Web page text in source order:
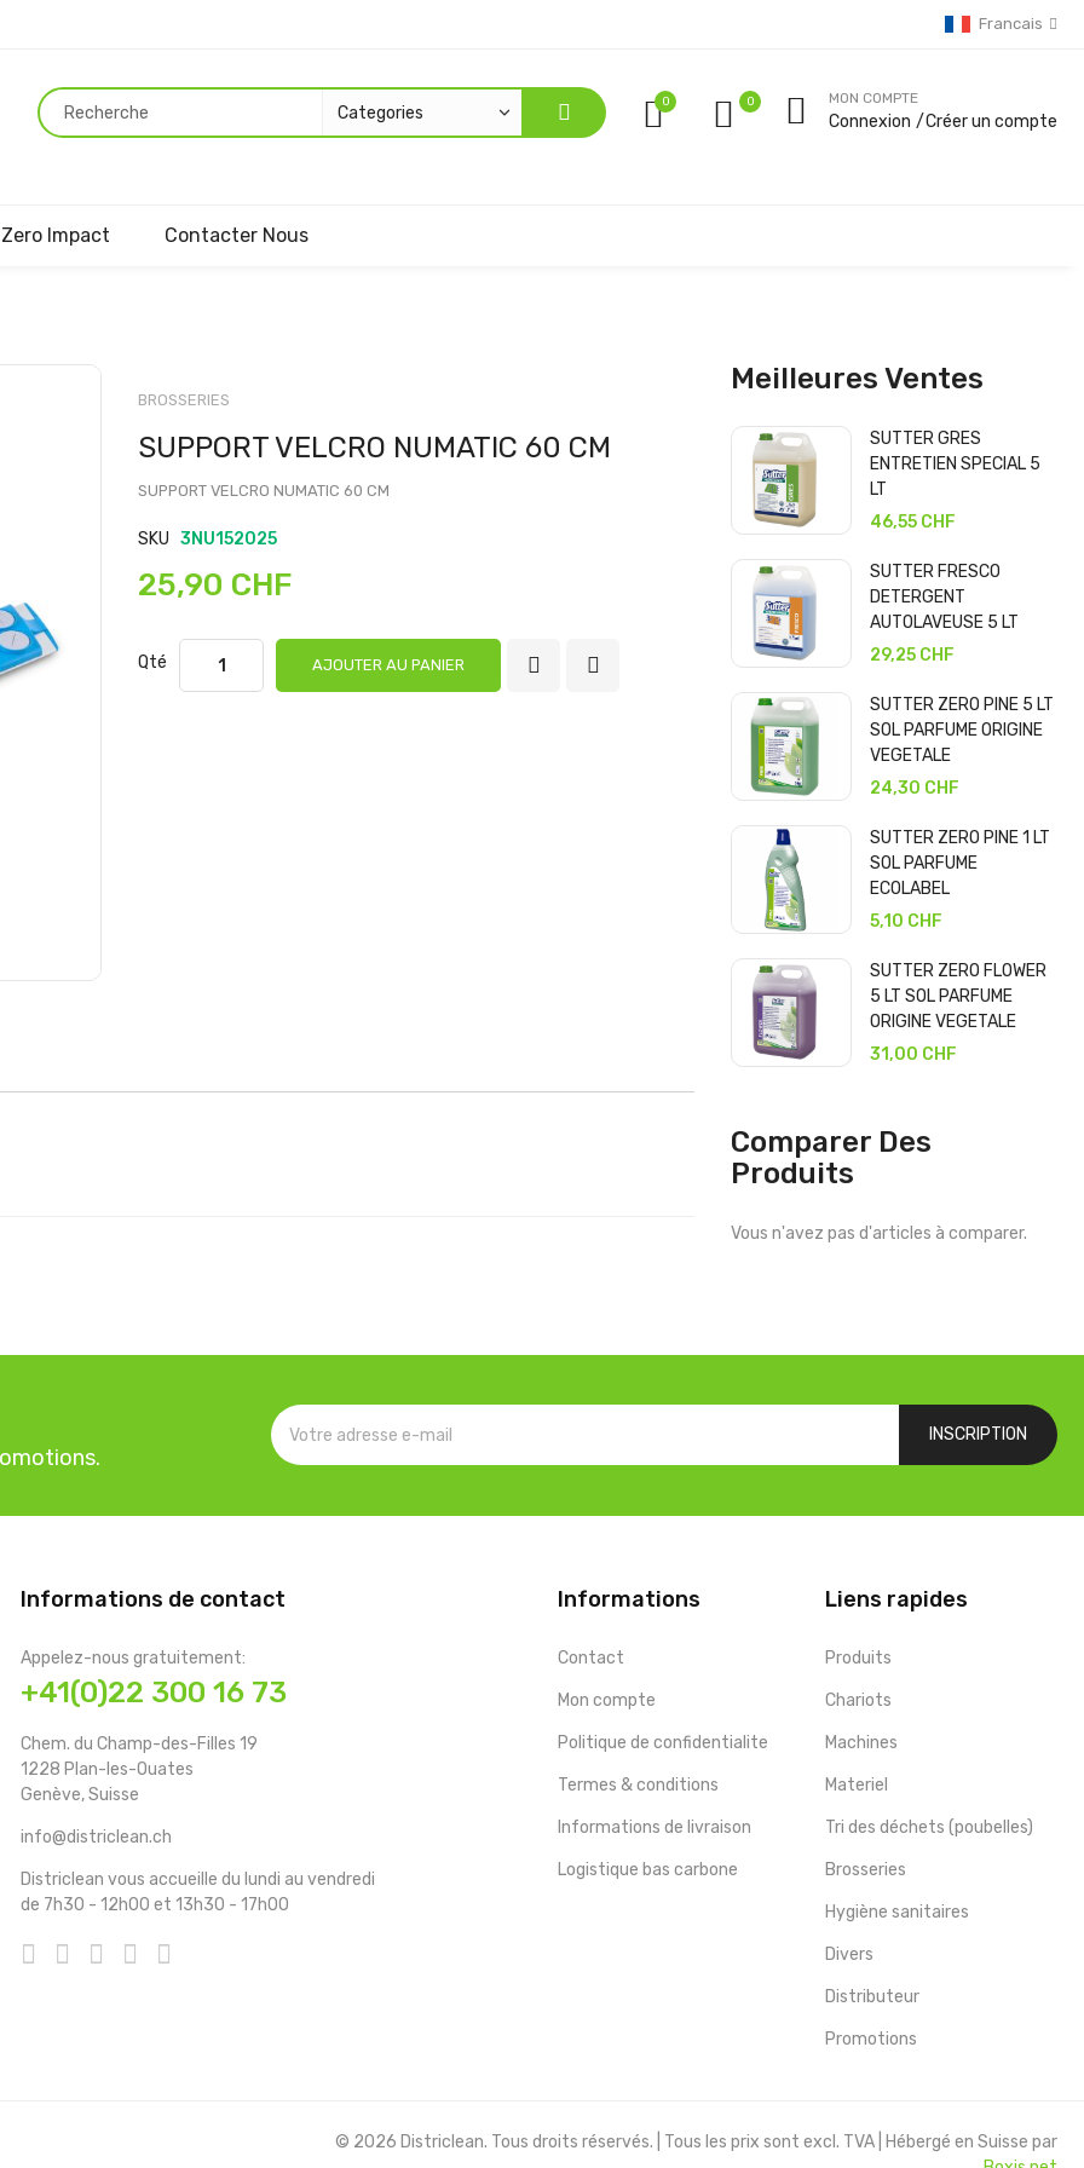
Francais
0 MON COMPTE
Connexion Créer un compte
Zero Impact Contacter Nous
Passer
Galerie
d’images
BROSSERIES
SUPPORT VELCRO NUMATIC 60 CM
SUPPORT VELCRO NUMATIC 60 CM
SKU 3NU152025
25,90 CHF
Qté AJOUTER AU PANIER
Meilleures Ventes
SUTTER GRES
ENTRETIEN SPECIAL 5
LT
46,55 CHF
SUTTER FRESCO
DETERGENT
AUTOLAVEUSE 5 LT
29,25 CHF
SUTTER ZERO PINE 5 LT
SOL PARFUME ORIGINE
VEGETALE
24,30 CHF
SUTTER ZERO PINE 1 LT
SOL PARFUME
ECOLABEL
5,10 CHF
SUTTER ZERO FLOWER
5 LT SOL PARFUME
ORIGINE VEGETALE
31,00 CHF
Comparer Des
Produits
Vous n'avez pas d'articles à comparer.
INSCRIPTION
Informations de contact
Appelez-nous gratuitement:
+41(0)22 300 16 73
Chem. du Champ-des-Filles 19
1228 Plan-les-Ouates
Genève, Suisse
info@districlean.ch
Districlean vous accueille du lundi au vendredi
de 7h30 - 12h00 et 13h30 - 17h00
Informations
Contact
Mon compte
Politique de confidentialite
Termes & conditions
Informations de livraison
Logistique bas carbone
Liens rapides
Produits
Chariots
Machines
Materiel
Tri des déchets (poubelles)
Brosseries
Hygiène sanitaires
Divers
Distributeur
Promotions
© 2026 Districlean. Tous droits réservés. | Tous les prix sont excl. TVA | Hébergé en Suisse par